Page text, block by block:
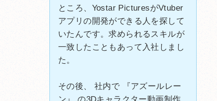
ところ、Yostar PicturesがVtuber
アプリの開発ができる人を探して
いたんです。求められるスキルが
一致したこともあって入社しまし
た。
その後、 社内で 『アズールレー